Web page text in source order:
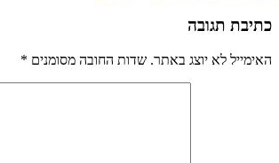
כתיבת תגובה
האימייל לא יוצג באתר. שדות החובה מסומנים *